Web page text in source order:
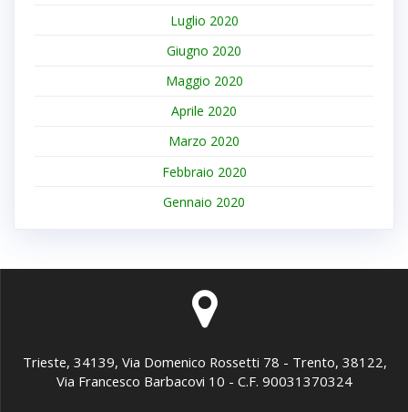
Luglio 2020
Giugno 2020
Maggio 2020
Aprile 2020
Marzo 2020
Febbraio 2020
Gennaio 2020
Trieste, 34139, Via Domenico Rossetti 78 - Trento, 38122,
Via Francesco Barbacovi 10 - C.F. 90031370324